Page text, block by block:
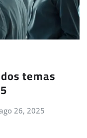
temas
26, 2025